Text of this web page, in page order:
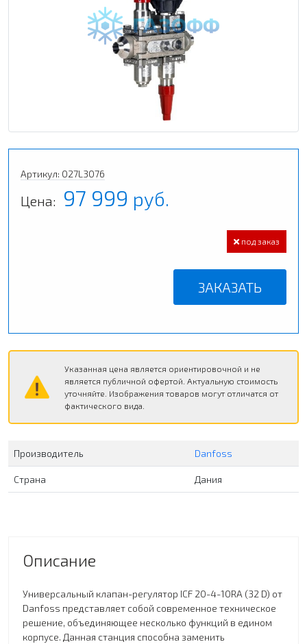
Артикул: 027L3076
Цена: 97 999 руб.
под заказ
ЗАКАЗАТЬ
Указанная цена является ориентировочной и не
является публичной офертой. Актуальную стоимость
уточняйте. Изображения товаров могут отличатся от
фактического вида.
Производитель Danfoss
Страна Дания
Описание
Универсальный клапан-регулятор ICF 20-4-10RA (32 D) от
Danfoss представляет собой современное техническое
решение, объединяющее несколько функций в едином
корпусе. Данная станция способна заменить